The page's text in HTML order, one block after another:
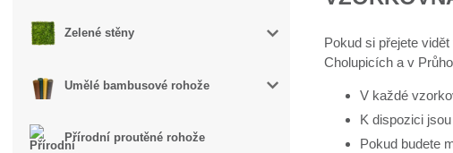
Zelené stěny
Umělé bambusové rohože
Přírodní proutěné rohože
Pokud si přejete
Cholupicích a v
V každé
K dispozici
Pokud budete